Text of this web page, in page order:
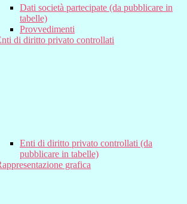
Dati società partecipate (da pubblicare in
tabelle)
Provvedimenti
di diritto privato controllati
Enti di diritto privato controllati (da
pubblicare in tabelle)
grafica